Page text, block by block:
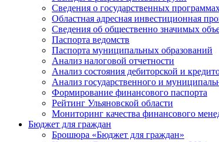
Сведения о государственных
Областная адресная инвестиционная
Сведения об общественно значимых
Паспорта ведомств
Паспорта муниципальных образований
Анализ налоговой отчетности
Анализ состояния дебиторской и
Анализ государственного и
Формирование финансового паспорта
Рейтинг Ульяновской области
Мониторинг качества финансового
Бюджет для граждан
Брошюра «Бюджет для граждан»